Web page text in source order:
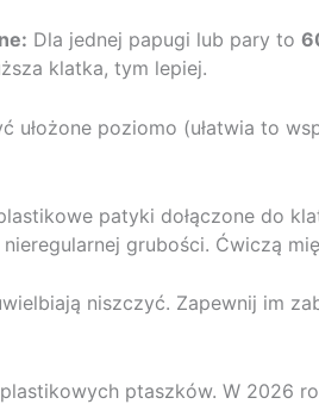
Dla jednej papugi lub pary to
klatka, tym lepiej.
ułożone poziomo (ułatwia to
patyki dołączone do
grubości. Ćwiczą
niszczyć. Zapewnij im
ptaszków. W 2026